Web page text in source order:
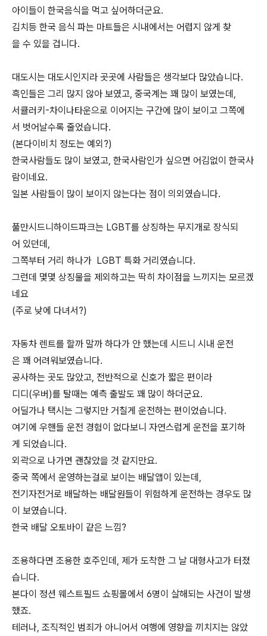
아이들이 한국음식을 먹고 싶어하더군요.
김치등 한국 음식 파는 마트들은 시내에서는 어렵지 않게 찾
을 수 있을 겁니다.
대도시는 대도시인지라 곳곳에 사람들은 생각보다 많았습니다.
흑인들은 그리 많지 않아 보였고, 중국계는 꽤 많이 보였는데,
서큘러키-차이나타운으로 이어지는 구간에 많이 보이고 그쪽에
서 벗어날수록 줄었습니다.
(본다이비치 정도는 예외?)
한국사람들도 많이 보였고, 한국사람인가 싶으면 어김없이 한국사
람이네요.
일본 사람들이 많이 보이지 않는다는 점이 의외였습니다.
풀만시드니하이드파크는 LGBT를 상징하는 무지개로 장식되
어 있던데,
그쪽부터 거리 하나가 LGBT 특화 거리였습니다.
그런데 몇몇 상징물을 제외하고는 딱히 차이점을 느끼지는 모르겠
네요
(주로 낮에 다녀서?)
자동차 렌트를 할까 말까 하다가 안 했는데 시드니 시내 운전
은 꽤 어려워보였습니다.
공사하는 곳도 많았고, 전반적으로 신호가 짧은 편이라
디디(우버)를 탈때는 예측 출발도 꽤 많이 하더군요.
어딜가나 택시는 그렇지만 거칠게 운전하는 편이었습니다.
여기에 우핸들 운전 경험이 없다보니 자연스럽게 운전을 포기하
게 되었습니다.
외곽으로 나가면 괜찮았을 것 같지만요.
중국 쪽에서 운영하는걸로 보이는 배달앱이 있는데,
전기자전거로 배달하는 배달원들이 위험하게 운전하는 경우도 많
이 보였습니다.
한국 배달 오토바이 같은 느낌?
조용하다면 조용한 호주인데, 제가 도착한 그 날 대형사고가 터졌
습니다.
본다이 정션 웨스트필드 쇼핑몰에서 6명이 살해되는 사건이 발생
했죠.
테러나, 조직적인 범죄가 아니어서 여행에 영향을 끼치지는 않았